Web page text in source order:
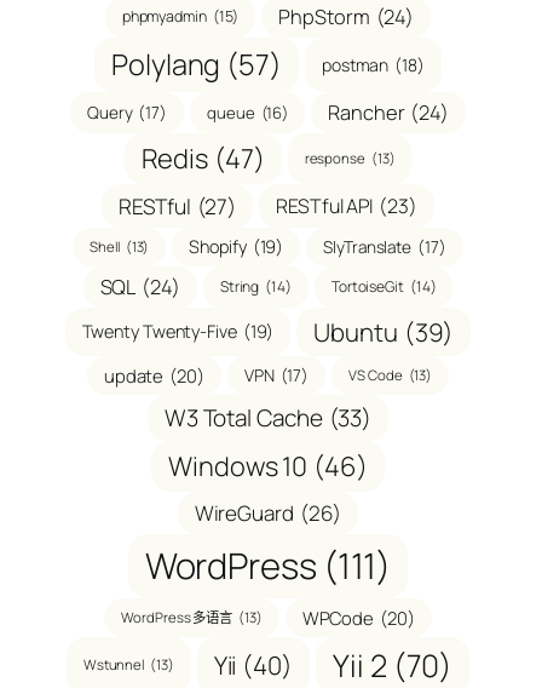
phpmyadmin (15) PhpStorm (24)
Polylang (57) postman (18)
Query (17) queue (16) Rancher (24)
Redis (47) response (13)
RESTful (27) RESTful API (23)
Shell (13) Shopify (19) SlyTranslate (17)
SQL (24) String (14) TortoiseGit (14)
Twenty Twenty-Five (19) Ubuntu (39)
update (20) VPN (17) VS Code (13)
W3 Total Cache (33)
Windows 10 (46)
WireGuard (26)
WordPress (111)
WordPress 多语言 (13) WPCode (20)
Wstunnel (13) Yii (40) Yii 2 (70)